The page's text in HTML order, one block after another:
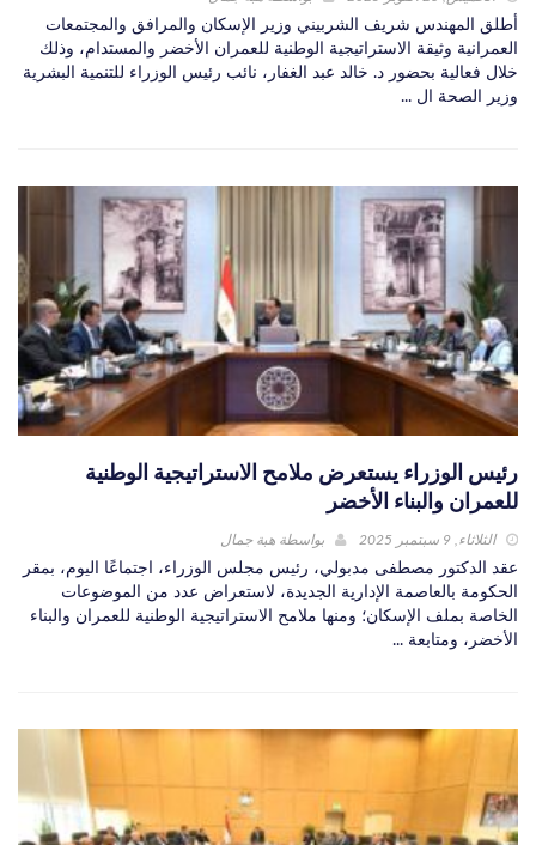
أطلق المهندس شريف الشربيني وزير الإسكان والمرافق والمجتمعات
العمرانية وثيقة الاستراتيجية الوطنية للعمران الأخضر والمستدام، وذلك
خلال فعالية بحضور د. خالد عبد الغفار، نائب رئيس الوزراء للتنمية البشرية
وزير الصحة ال ...
رئيس الوزراء يستعرض ملامح الاستراتيجية الوطنية
للعمران والبناء الأخضر
الثلاثاء, 9 سبتمبر 2025 بواسطة هبة جمال
عقد الدكتور مصطفى مدبولي، رئيس مجلس الوزراء، اجتماعًا اليوم، بمقر
الحكومة بالعاصمة الإدارية الجديدة، لاستعراض عدد من الموضوعات
الخاصة بملف الإسكان؛ ومنها ملامح الاستراتيجية الوطنية للعمران والبناء
الأخضر، ومتابعة ...